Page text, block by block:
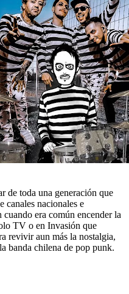
de toda una generación que
canales nacionales e
era común encender la
TV o en Invasión que
revivir aun más la nostalgia,
banda chilena de pop punk.